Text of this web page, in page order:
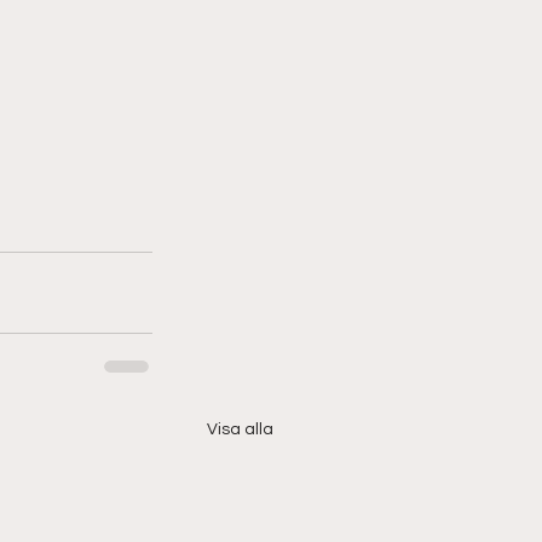
Visa alla